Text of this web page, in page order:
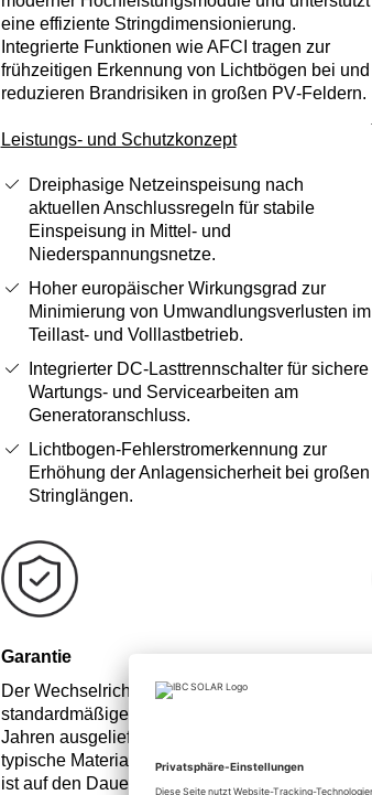
eine effiziente Stringdimensionierung.
Integrierte Funktionen wie AFCI tragen zur
frühzeitigen Erkennung von Lichtbögen bei und
reduzieren Brandrisiken in großen PV‑Feldern.
Leistungs- und Schutzkonzept
Dreiphasige Netzeinspeisung nach
aktuellen Anschlussregeln für stabile
Einspeisung in Mittel‑ und
Niederspannungsnetze.
Hoher europäischer Wirkungsgrad zur
Minimierung von Umwandlungsverlusten im
Teillast- und Volllastbetrieb.
Integrierter DC‑Lasttrennschalter für sichere
Wartungs- und Servicearbeiten am
Generatoranschluss.
Lichtbogen-Fehlerstromerkennung zur
Erhöhung der Anlagensicherheit bei großen
Stringlängen.
Garantie
Der Wechselrichter wird mit einer
standardmäßigen Werksgarantie von fünf
Jahren ausgeliefert. Diese Basisgarantie deckt
typische Material- und Fertigungsfehler ab und
ist auf den Dauerbetrieb in kommerziellen